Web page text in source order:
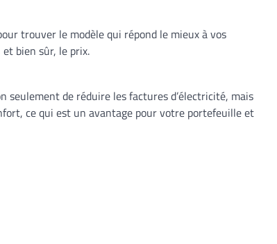
trouver le modèle qui répond le mieux à vos
bien sûr, le prix.
seulement de réduire les factures d’électricité, mais
ce qui est un avantage pour votre portefeuille et